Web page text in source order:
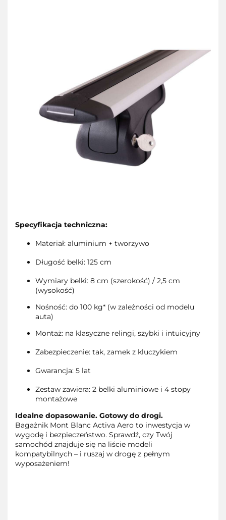
Specyfikacja techniczna:
Materiał: aluminium + tworzywo
Długość belki: 125 cm
Wymiary belki: 8 cm (szerokość) / 2,5 cm
(wysokość)
Nośność: do 100 kg* (w zależności od modelu
auta)
Montaż: na klasyczne relingi, szybki i intuicyjny
Zabezpieczenie: tak, zamek z kluczykiem
Gwarancja: 5 lat
Zestaw zawiera: 2 belki aluminiowe i 4 stopy
montażowe
Idealne dopasowanie. Gotowy do drogi.
Bagażnik Mont Blanc Activa Aero to inwestycja w
wygodę i bezpieczeństwo. Sprawdź, czy Twój
samochód znajduje się na liście modeli
kompatybilnych – i ruszaj w drogę z pełnym
wyposażeniem!